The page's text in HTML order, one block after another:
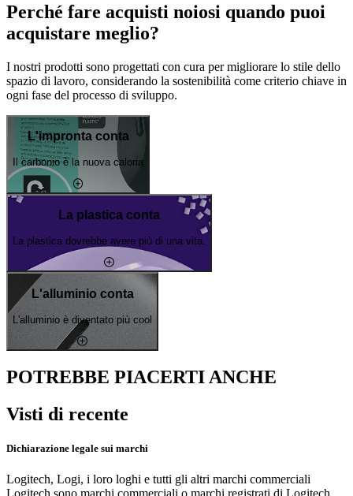
Perché fare acquisti noiosi quando puoi
acquistare meglio?
I nostri prodotti sono progettati con cura per migliorare lo stile dello
spazio di lavoro, considerando la sostenibilità come criterio chiave in
ogni fase del processo di sviluppo.
L'impronta conta
Il carbonio è la nuova caloria
La plastica conta
La plastica dovrebbe avere più di una vita.
L'alluminio conta
L'alluminio è diventato più cool
POTREBBE PIACERTI ANCHE
Visti di recente
Dichiarazione legale sui marchi
Logitech, Logi, i loro loghi e tutti gli altri marchi commerciali